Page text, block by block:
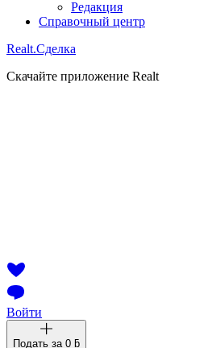
Редакция
Справочный центр
Realt.Сделка
Скачайте приложение Realt
Войти
Подать за 0 ƃ